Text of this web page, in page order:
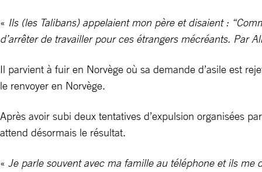
« Ils (les Talibans) appelaient mon père et disaient :
d’arrêter de travailler pour ces étrangers mécréants. Par
Il parvient à fuir en Norvège où sa demande d’asile est
le renvoyer en Norvège.
Après avoir subi deux tentatives d’expulsion organisées
attend désormais le résultat.
« Je parle souvent avec ma famille au téléphone et ils